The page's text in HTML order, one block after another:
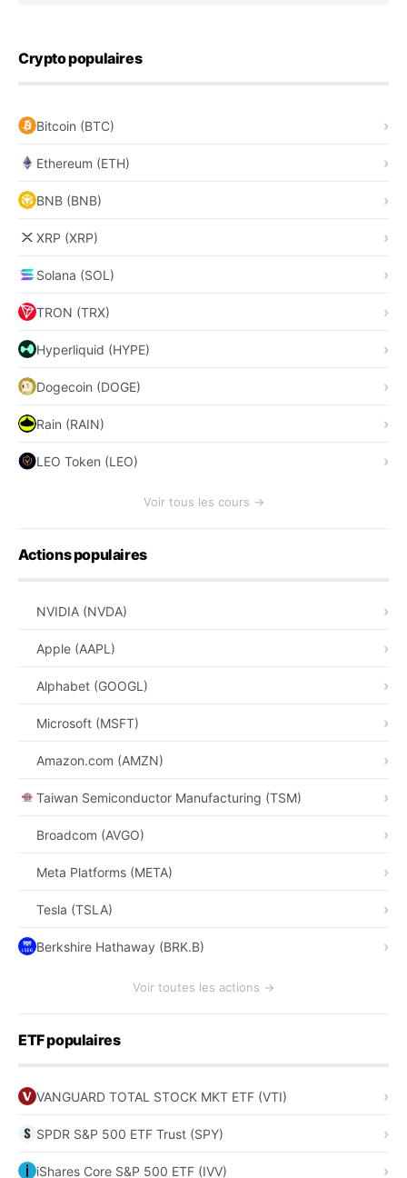
Crypto populaires
Bitcoin (BTC)
Ethereum (ETH)
BNB (BNB)
XRP (XRP)
Solana (SOL)
TRON (TRX)
Hyperliquid (HYPE)
Dogecoin (DOGE)
Rain (RAIN)
LEO Token (LEO)
Voir tous les cours →
Actions populaires
NVIDIA (NVDA)
Apple (AAPL)
Alphabet (GOOGL)
Microsoft (MSFT)
Amazon.com (AMZN)
Taiwan Semiconductor Manufacturing (TSM)
Broadcom (AVGO)
Meta Platforms (META)
Tesla (TSLA)
Berkshire Hathaway (BRK.B)
Voir toutes les actions →
ETF populaires
VANGUARD TOTAL STOCK MKT ETF (VTI)
SPDR S&P 500 ETF Trust (SPY)
iShares Core S&P 500 ETF (IVV)